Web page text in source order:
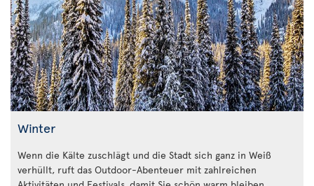
Winter
Wenn die Kälte zuschlägt und die Stadt sich ganz in Weiß
verhüllt, ruft das Outdoor-Abenteuer mit zahlreichen